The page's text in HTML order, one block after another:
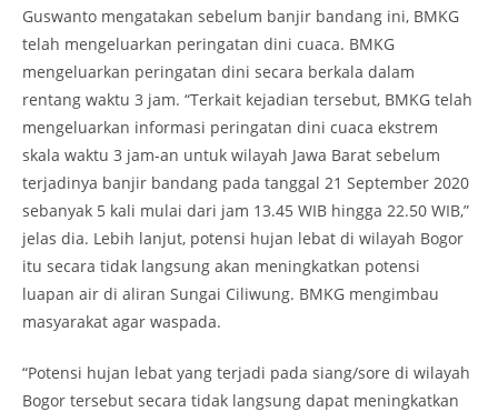
Guswanto mengatakan sebelum banjir bandang ini, BMKG
telah mengeluarkan peringatan dini cuaca. BMKG
mengeluarkan peringatan dini secara berkala dalam
rentang waktu 3 jam. “Terkait kejadian tersebut, BMKG telah
mengeluarkan informasi peringatan dini cuaca ekstrem
skala waktu 3 jam-an untuk wilayah Jawa Barat sebelum
terjadinya banjir bandang pada tanggal 21 September 2020
sebanyak 5 kali mulai dari jam 13.45 WIB hingga 22.50 WIB,”
jelas dia. Lebih lanjut, potensi hujan lebat di wilayah Bogor
itu secara tidak langsung akan meningkatkan potensi
luapan air di aliran Sungai Ciliwung. BMKG mengimbau
masyarakat agar waspada.
“Potensi hujan lebat yang terjadi pada siang/sore di wilayah
Bogor tersebut secara tidak langsung dapat meningkatkan